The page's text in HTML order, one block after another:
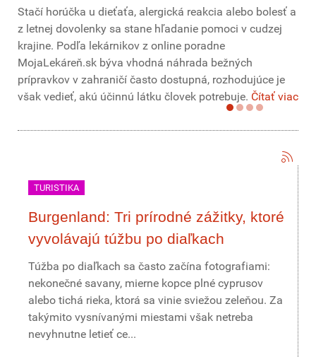
Stačí horúčka u dieťaťa, alergická reakcia alebo bolesť a
z letnej dovolenky sa stane hľadanie pomoci v cudzej
krajine. Podľa lekárnikov z online poradne
MojaLekáreň.sk býva vhodná náhrada bežných
prípravkov v zahraničí často dostupná, rozhodujúce je
však vedieť, akú účinnú látku človek potrebuje. Čítať viac
TURISTIKA
Burgenland: Tri prírodné zážitky, ktoré
vyvolávajú túžbu po diaľkach
Túžba po diaľkach sa často začína fotografiami:
nekonečné savany, mierne kopce plné cyprusov
alebo tichá rieka, ktorá sa vinie sviežou zeleňou. Za
takýmito vysnívanými miestami však netreba
nevyhnutne letieť ce...